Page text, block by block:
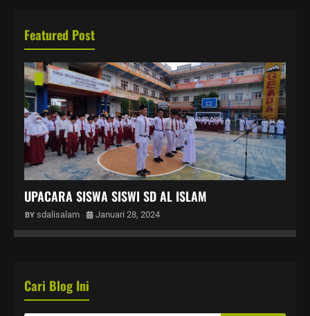
Featured Post
UPACARA SISWA SISWI SD AL ISLAM
sdalisalam Januari 28, 2024
Cari Blog Ini